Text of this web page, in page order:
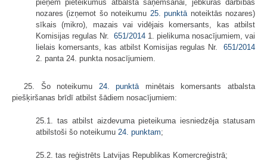
pieņem pieteikumus atbalsta saņemšanai, jebkuras darbības
nozares (izņemot šo noteikumu 25. punktā noteiktās nozares)
sīkais (mikro), mazais vai vidējais komersants, kas atbilst
Komisijas regulas Nr.
651/2014 1. pielikuma nosacījumiem, vai
lielais komersants, kas atbilst Komisijas regulas Nr.
651/2014
2. panta 24. punkta nosacījumiem.
25. Šo noteikumu 24. punktā minētais komersants atbalsta
piešķiršanas brīdī atbilst šādiem nosacījumiem:
25.1. tas atbilst aizdevuma pieteikuma iesniedzēja statusam
atbilstoši šo noteikumu 24. punktam;
25.2. tas reģistrēts Latvijas Republikas Komercreģistrā;